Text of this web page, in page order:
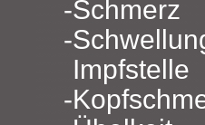
Schmerz
Impfstelle